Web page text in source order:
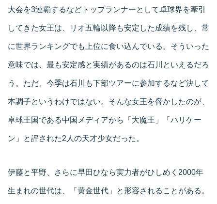
大会を3連覇するなどトップランナーとして卓球界を牽引
してきた女王は、リオ五輪以降も安定した成績を残し、常
に世界ランキングでも上位に食い込んでいる。そういった
意味では、最も安定感と実績があるのは石川といえるだろ
う。ただ、今季は石川も下部ツアーに参加するなど決して
本調子というわけではない。そんな女王を脅かしたのが、
卓球王国である中国メディアから「大魔王」「ハリケー
ン」と評された2人の天才少女だった。
伊藤と平野、さらに早田ひなら実力者がひしめく2000年
生まれの世代は、「黄金世代」と形容されることがある。